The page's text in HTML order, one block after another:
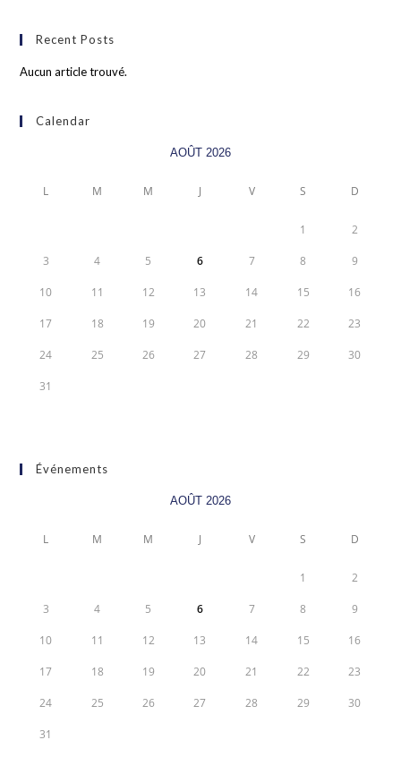
Recent Posts
Aucun article trouvé.
Calendar
AOÛT 2026
L M M J V S D
1 2
3 4 5 6 7 8 9
10 11 12 13 14 15 16
17 18 19 20 21 22 23
24 25 26 27 28 29 30
31
Événements
AOÛT 2026
L M M J V S D
1 2
3 4 5 6 7 8 9
10 11 12 13 14 15 16
17 18 19 20 21 22 23
24 25 26 27 28 29 30
31